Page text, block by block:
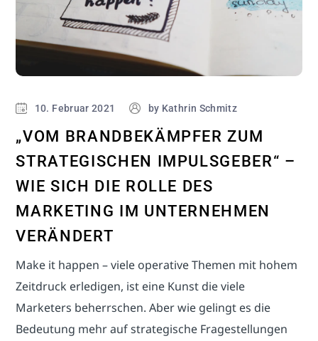
10. Februar 2021 by Kathrin Schmitz
„VOM BRANDBEKÄMPFER ZUM
STRATEGISCHEN IMPULSGEBER“ –
WIE SICH DIE ROLLE DES
MARKETING IM UNTERNEHMEN
VERÄNDERT
Make it happen – viele operative Themen mit hohem
Zeitdruck erledigen, ist eine Kunst die viele
Marketers beherrschen. Aber wie gelingt es die
Bedeutung mehr auf strategische Fragestellungen